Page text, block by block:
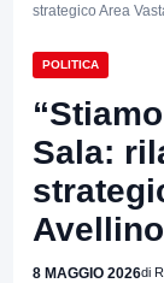
strategico Area
POLITICA
Sala:
Avellino
8 MAGGIO 2026di